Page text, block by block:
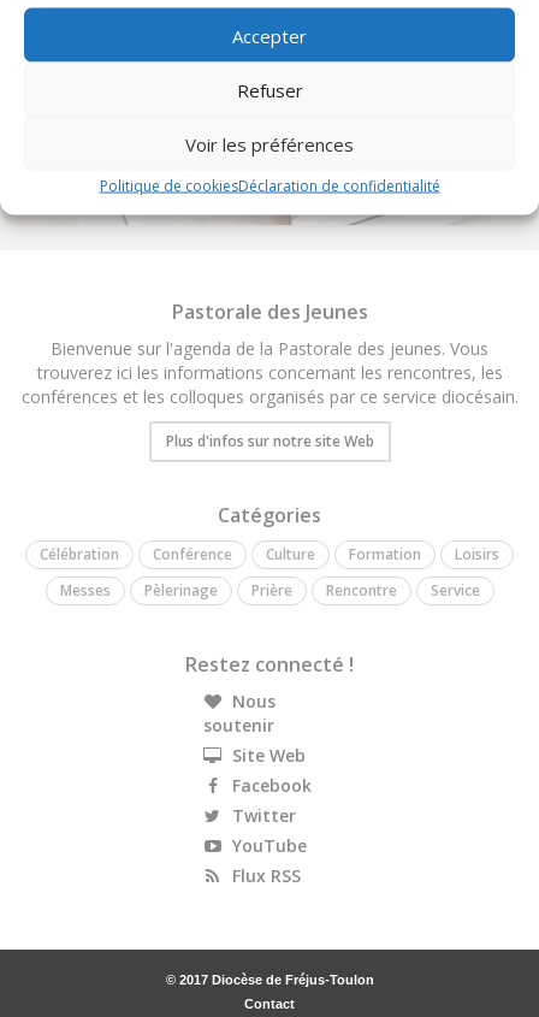
Accepter
Refuser
Voir les préférences
Politique de cookiesDéclaration de confidentialité
Pastorale des Jeunes
Bienvenue sur l'agenda de la Pastorale des jeunes. Vous
trouverez ici les informations concernant les rencontres, les
conférences et les colloques organisés par ce service diocésain.
Plus d'infos sur notre site Web
Catégories
Célébration Conférence Culture Formation
Loisirs
Messes
Pèlerinage Prière Rencontre Service
Restez connecté !
Nous
soutenir
Site Web
Facebook
Twitter
YouTube
Flux RSS
© 2017 Diocèse de Fréjus-Toulon
Contact